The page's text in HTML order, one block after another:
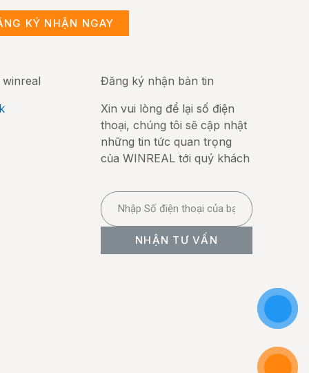
KÝ NHẬN NGAY
Đăng ký nhận bản tin
Xin vui lòng để lại số điện
thoại, chúng tôi sẽ cập nhật
những tin tức quan trọng
của WINREAL tới quý khách
NHẬN TƯ VẤN